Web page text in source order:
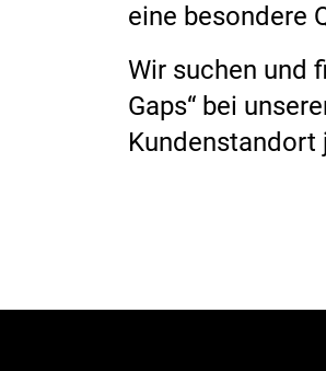
eine besondere
Wir suchen und
Gaps“ bei
Kundenstandort